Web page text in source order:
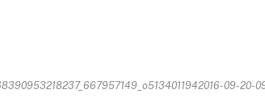
09-20-